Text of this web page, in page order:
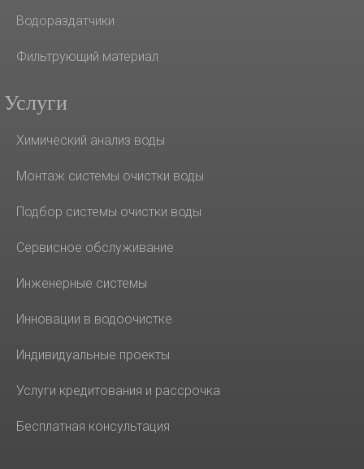
Водораздатчики
Фильтрующий материал
Услуги
Химический анализ воды
Монтаж системы очистки воды
Подбор системы очистки воды
Сервисное обслуживание
Инженерные системы
Инновации в водоочистке
Индивидуальные проекты
Услуги кредитования и рассрочка
Бесплатная консультация